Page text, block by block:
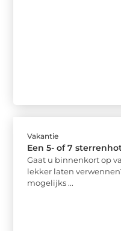
Vakantie
Een 5- of 7
Gaat u binnenkort op
lekker laten
mogelijks ...